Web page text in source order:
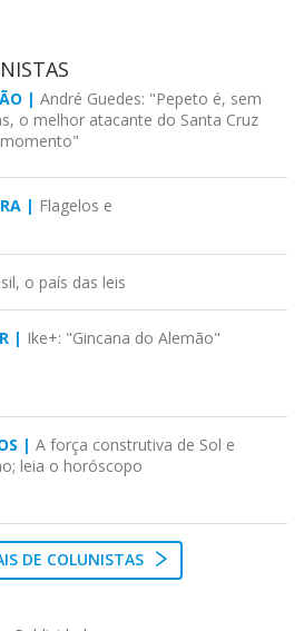
| André Guedes: "Pepeto é, sem
o melhor atacante do Santa Cruz
| Flagelos e
o país das leis
| Ike+: "Gincana do Alemão"
| A força construtiva de Sol e
leia o horóscopo
DE COLUNISTAS